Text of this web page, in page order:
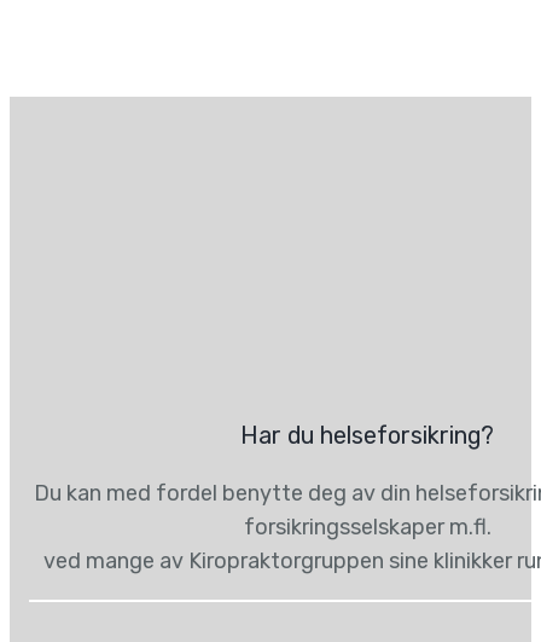
Har du helseforsikring?
Du kan med fordel benytte deg av din
forsikringsselskaper m.fl.
ved mange av Kiropraktorgruppen sine klinikker